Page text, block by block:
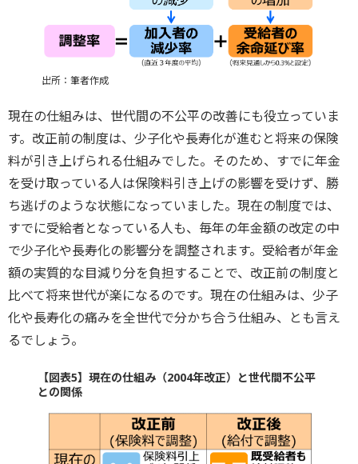
出所：筆者作成
現在の仕組みは、世代間の不公平の改善にも役立っていま
す。改正前の制度は、少子化や長寿化が進むと将来の保険
料が引き上げられる仕組みでした。そのため、すでに年金
を受け取っている人は保険料引き上げの影響を受けず、勝
ち逃げのような状態になっていました。現在の制度では、
すでに受給者となっている人も、毎年の年金額の改定の中
で少子化や長寿化の影響分を調整されます。受給者が年金
額の実質的な目減り分を負担することで、改正前の制度と
比べて将来世代が楽になるのです。現在の仕組みは、少子
化や長寿化の痛みを全世代で分かち合う仕組み、とも言え
るでしょう。
【図表5】現在の仕組み（2004年改正）と世代間不公平
との関係